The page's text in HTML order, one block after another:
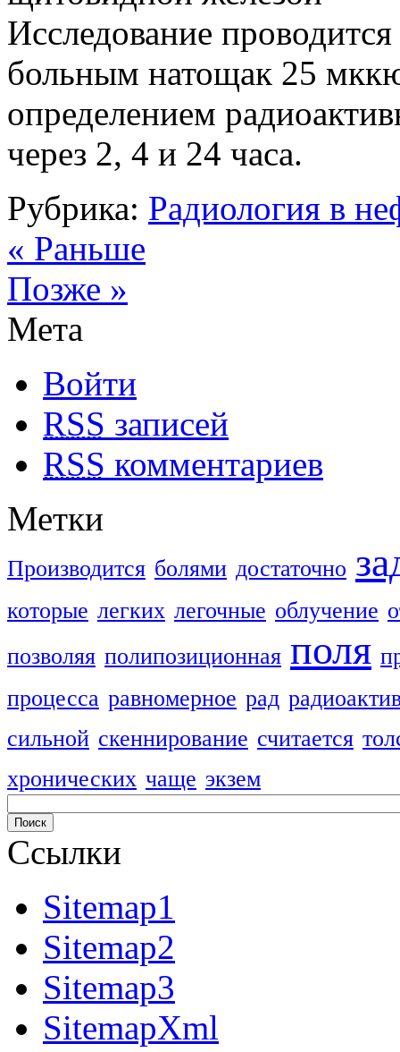
Исследование
больным натощак 25
определением
через 2, 4 и 24 часа.
Рубрика: Радиология в
« Раньше
Позже »
Мета
Войти
RSS записей
RSS комментариев
Метки
Производится болями достаточно
которые легких легочные облучение
позволяя полипозиционная поля
процесса равномерное рад
сильной скеннирование считается
хронических чаще экзем
Ссылки
Sitemap1
Sitemap2
Sitemap3
SitemapXml